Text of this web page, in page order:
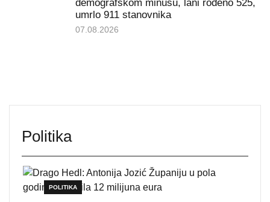
demografskom minusu, lani rođeno 525,
umrlo 911 stanovnika
07.08.2026
Politika
POLITIKA